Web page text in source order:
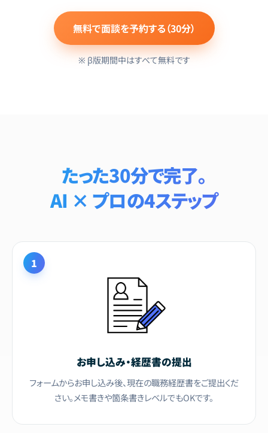
無料で面談を予約する（30分）
※ β版期間中はすべて無料です
たった30分で完了。
AI × プロの4ステップ
1
お申し込み・経歴書の提出
フォームからお申し込み後、現在の職務経歴書をご提出くだ
さい。メモ書きや箇条書きレベルでもOKです。